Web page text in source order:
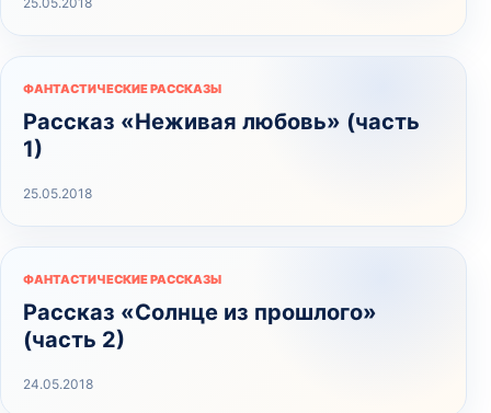
ФАНТАСТИЧЕСКИЕ РАССКАЗЫ
Рассказ «Неживая любовь» (часть
1)
25.05.2018
ФАНТАСТИЧЕСКИЕ РАССКАЗЫ
Рассказ «Солнце из прошлого»
(часть 2)
24.05.2018